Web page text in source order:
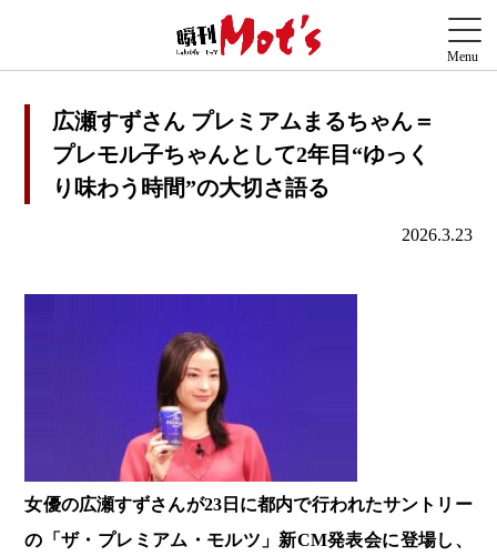
広瀬すずさん プレミアムまるちゃん＝
プレモル子ちゃんとして2年目“ゆっく
り味わう時間”の大切さ語る
2026.3.23
女優の広瀬すずさんが23日に都内で行われたサントリー
の「ザ・プレミアム・モルツ」新CM発表会に登場し、